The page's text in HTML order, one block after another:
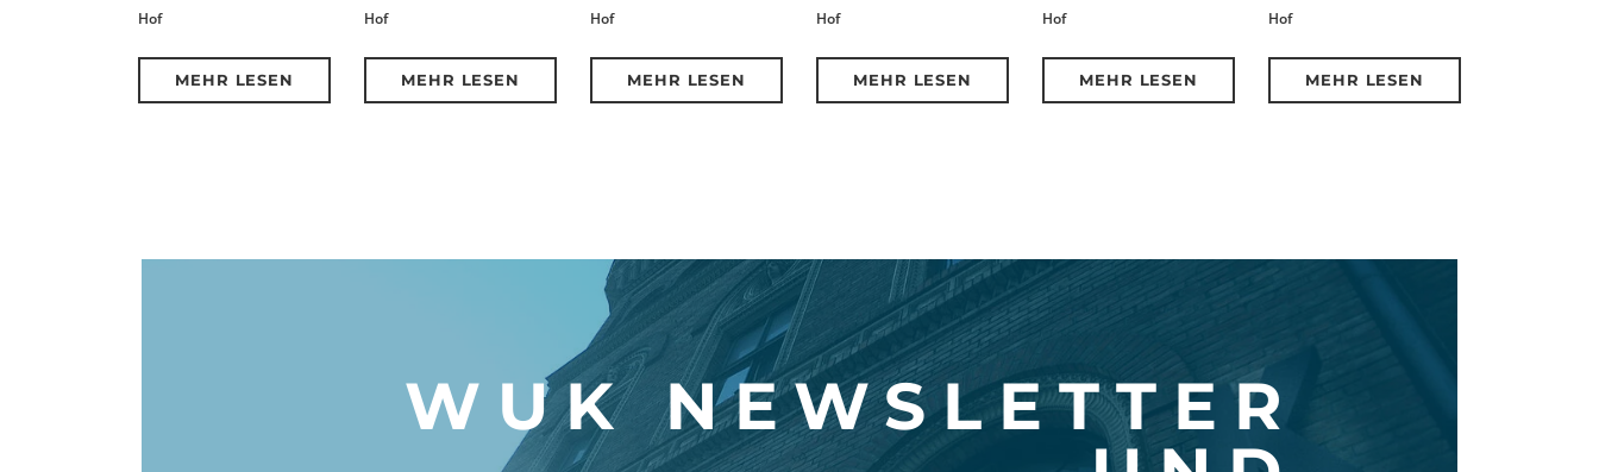
Hof
MEHR LESEN
Hof
MEHR LESEN
Hof
MEHR LESEN
Hof
MEHR LESEN
Hof
MEHR LESEN
Hof
MEHR LESEN
WUK NEWSLETTER